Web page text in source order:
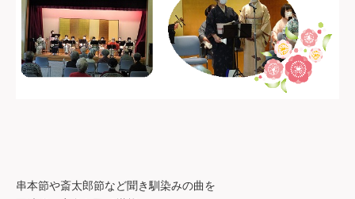
串本節や斎太郎節など聞き馴染みの曲を